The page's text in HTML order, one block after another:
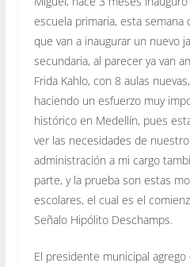
escuela primaria, esta
que van a inaugurar un nuevo
secundaria, al parecer ya van
Frida Kahlo, con 8 aulas
haciendo un esfuerzo muy
histórico en Medellín, pues
ver las necesidades de
administración a mi cargo
parte, y la prueba son estas
escolares, el cual es el
Señalo Hipólito Deschamps.
El presidente municipal